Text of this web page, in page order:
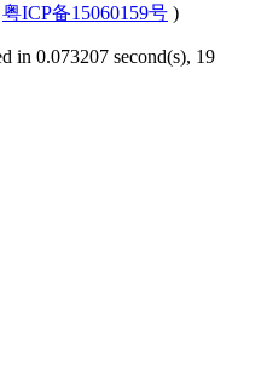
粤ICP备15060159号 )
in 0.073207 second(s), 19